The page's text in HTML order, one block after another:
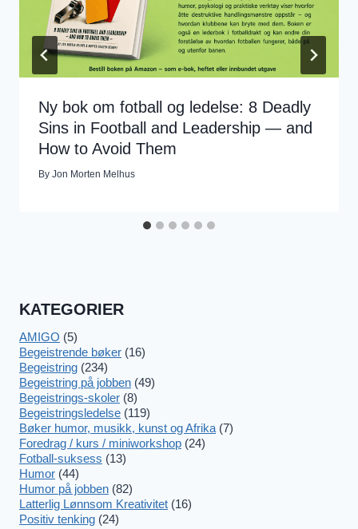
Ny bok om fotball og ledelse: 8 Deadly
Sins in Football and Leadership — and
How to Avoid Them
By Jon Morten Melhus
KATEGORIER
AMIGO (5)
Begeistrende bøker (16)
Begeistring (234)
Begeistring på jobben (49)
Begeistrings-skoler (8)
Begeistringsledelse (119)
Bøker humor, musikk, kunst og Afrika (7)
Foredrag / kurs / miniworkshop (24)
Fotball-suksess (13)
Humor (44)
Humor på jobben (82)
Latterlig Lønnsom Kreativitet (16)
Positiv tenking (24)